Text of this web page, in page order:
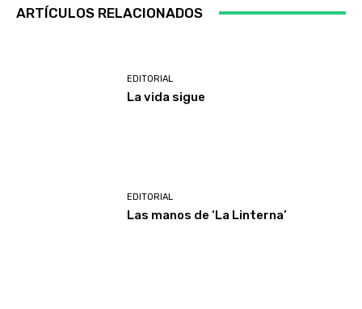
ARTÍCULOS RELACIONADOS
EDITORIAL
La vida sigue
EDITORIAL
Las manos de ‘La Linterna’